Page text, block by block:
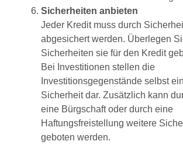
Sicherheiten anbieten
Jeder Kredit muss durch
abgesichert werden. Überlegen
Sicherheiten sie für den Kredit
Bei Investitionen stellen die
Investitionsgegenstände selbst
Sicherheit dar. Zusätzlich kann
eine Bürgschaft oder durch eine
Haftungsfreistellung weitere
geboten werden.